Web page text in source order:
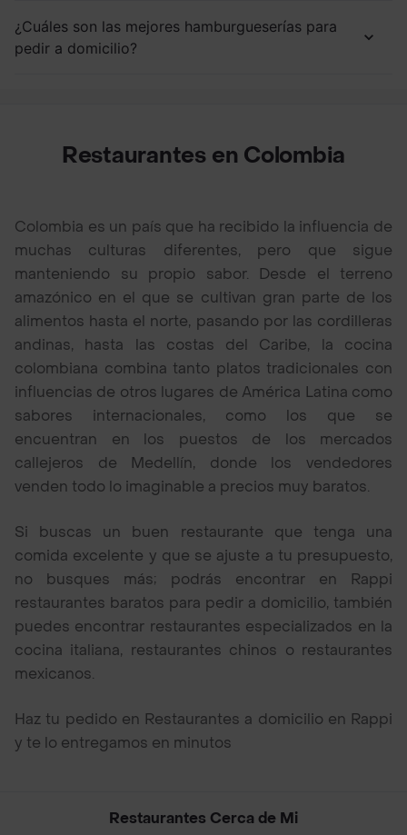
¿Cuáles son las mejores hamburgueserías para
pedir a domicilio?
Restaurantes en Colombia
Colombia es un país que ha recibido la influencia de
muchas culturas diferentes, pero que sigue
manteniendo su propio sabor. Desde el terreno
amazónico en el que se cultivan gran parte de los
alimentos hasta el norte, pasando por las cordilleras
andinas, hasta las costas del Caribe, la cocina
colombiana combina tanto platos tradicionales con
influencias de otros lugares de América Latina como
sabores internacionales, como los que se
encuentran en los puestos de los mercados
callejeros de Medellín, donde los vendedores
venden todo lo imaginable a precios muy baratos.
Si buscas un buen restaurante que tenga una
comida excelente y que se ajuste a tu presupuesto,
no busques más; podrás encontrar en Rappi
restaurantes baratos para pedir a domicilio, también
puedes encontrar restaurantes especializados en la
cocina italiana, restaurantes chinos o restaurantes
mexicanos.
Haz tu pedido en Restaurantes a domicilio en Rappi
y te lo entregamos en minutos
Restaurantes Cerca de Mi